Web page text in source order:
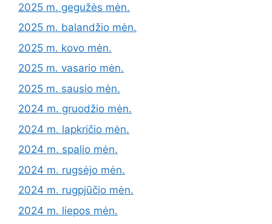
2025 m. gegužės mėn.
2025 m. balandžio mėn.
2025 m. kovo mėn.
2025 m. vasario mėn.
2025 m. sausio mėn.
2024 m. gruodžio mėn.
2024 m. lapkričio mėn.
2024 m. spalio mėn.
2024 m. rugsėjo mėn.
2024 m. rugpjūčio mėn.
2024 m. liepos mėn.